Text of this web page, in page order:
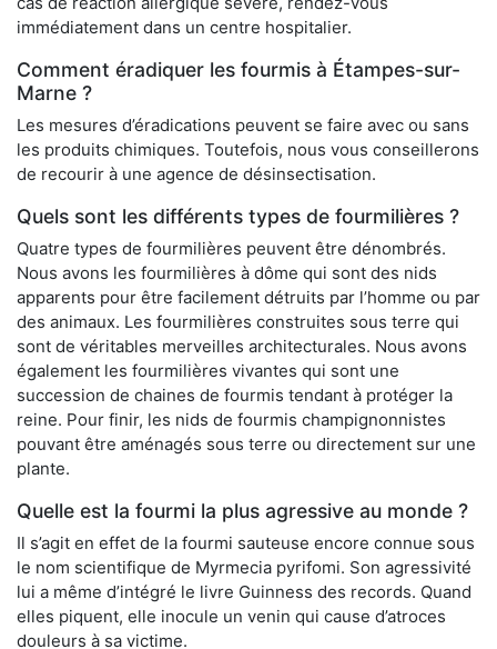
immédiatement dans un centre hospitalier.
Comment éradiquer les fourmis à Étampes-sur-
Marne ?
Les mesures d’éradications peuvent se faire avec ou sans
les produits chimiques. Toutefois, nous vous conseillerons
de recourir à une agence de désinsectisation.
Quels sont les différents types de fourmilières ?
Quatre types de fourmilières peuvent être dénombrés.
Nous avons les fourmilières à dôme qui sont des nids
apparents pour être facilement détruits par l’homme ou par
des animaux. Les fourmilières construites sous terre qui
sont de véritables merveilles architecturales. Nous avons
également les fourmilières vivantes qui sont une
succession de chaines de fourmis tendant à protéger la
reine. Pour finir, les nids de fourmis champignonnistes
pouvant être aménagés sous terre ou directement sur une
plante.
Quelle est la fourmi la plus agressive au monde ?
Il s’agit en effet de la fourmi sauteuse encore connue sous
le nom scientifique de Myrmecia pyrifomi. Son agressivité
lui a même d’intégré le livre Guinness des records. Quand
elles piquent, elle inocule un venin qui cause d’atroces
douleurs à sa victime.